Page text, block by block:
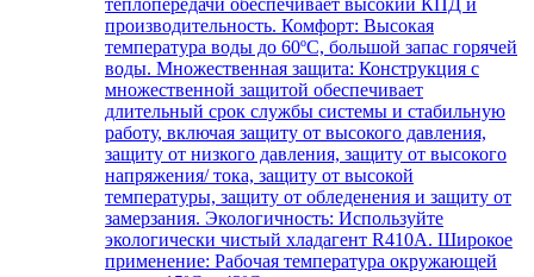
теплопередачи обеспечивает высокий КПД и
производительность. Комфорт: Высокая
температура воды до 60ºC, большой запас горячей
воды. Множественная защита: Конструкция с
множественной защитой обеспечивает
длительный срок службы системы и стабильную
работу, включая защиту от высокого давления,
защиту от низкого давления, защиту от высокого
напряжения/ тока, защиту от высокой
температуры, защиту от обледенения и защиту от
замерзания. Экологичность: Используйте
экологически чистый хладагент R410A. Широкое
применение: Рабочая температура окружающей